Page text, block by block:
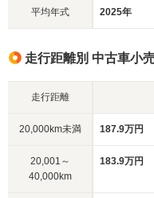
平均年式 2025年
走行距離別 中古車小
走行距離
20,000km未満 187.9万円
20,001～
40,000km
183.9万円